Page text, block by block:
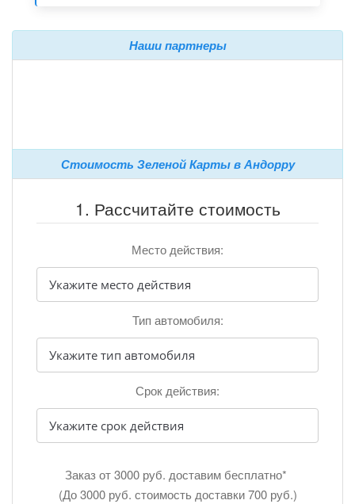
Наши партнеры
Стоимость Зеленой Карты в Андорру
1. Рассчитайте стоимость
Место действия:
Тип автомобиля:
Срок действия:
Заказ от 3000 руб. доставим бесплатно*
(До 3000 руб. стоимость доставки 700 руб.)